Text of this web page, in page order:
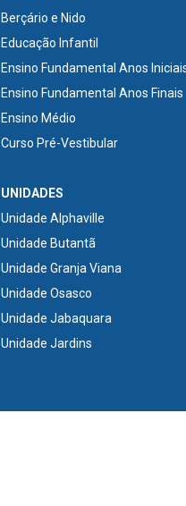
Berçário e Nido
Educação Infantil
Ensino Fundamental Anos
Ensino Fundamental Anos Finais
Ensino Médio
Curso Pré-Vestibular
UNIDADES
Unidade Alphaville
Unidade Butantã
Unidade Granja Viana
Unidade Osasco
Unidade Jabaquara
Unidade Jardins